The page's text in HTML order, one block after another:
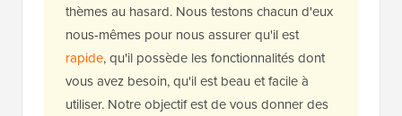
thèmes au hasard. Nous testons chacun d'eux
nous-mêmes pour nous assurer qu'il est
rapide, qu'il possède les fonctionnalités dont
vous avez besoin, qu'il est beau et facile à
utiliser. Notre objectif est de vous donner des